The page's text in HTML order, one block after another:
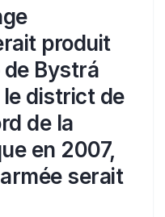
produit
Bystrá
district de
de la
en 2007,
serait